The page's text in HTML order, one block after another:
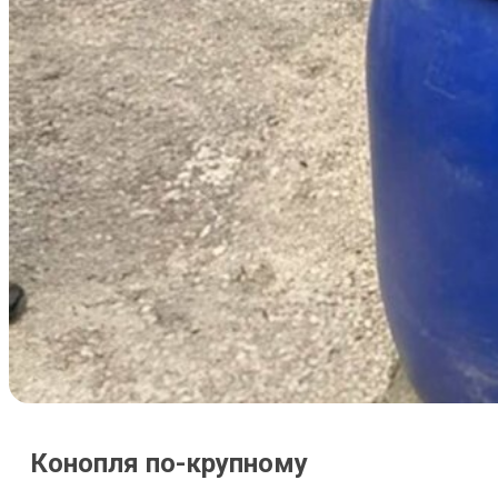
Конопля по-крупному